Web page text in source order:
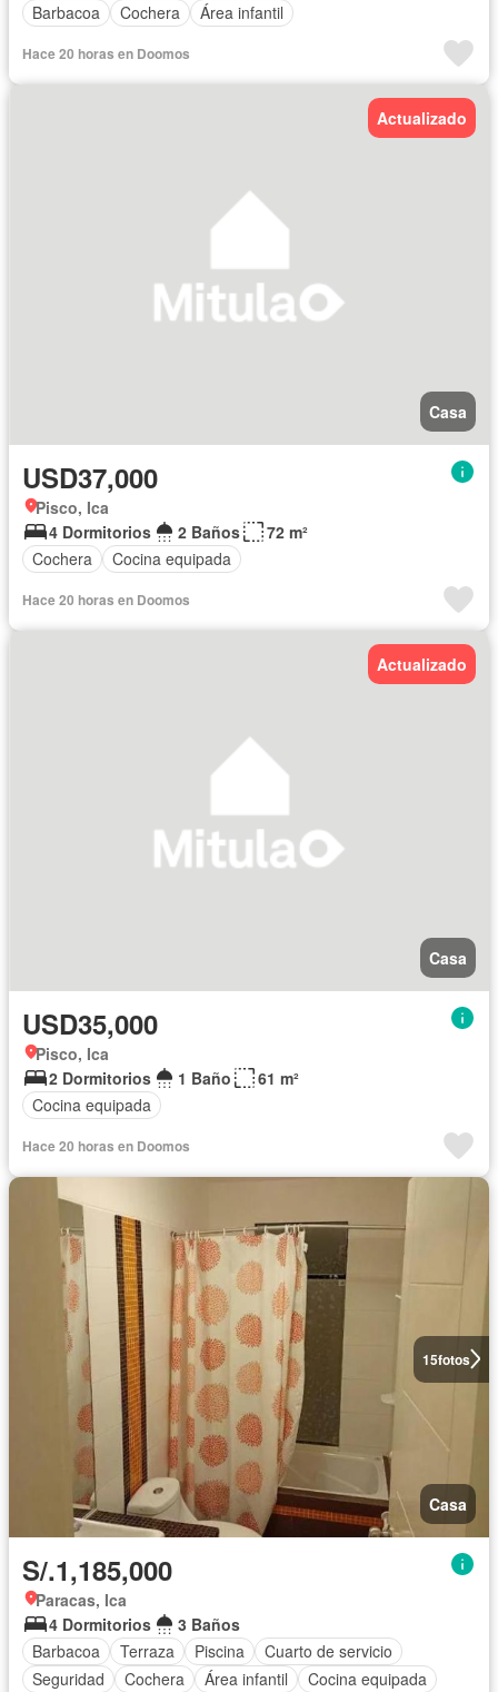
Barbacoa
Cochera Área infantil
Hace 20 horas en Doomos
Actualizado
Casa
USD37,000
Pisco, Ica
4 Dormitorios
2 Baños
72 m²
Cochera
Cocina equipada
Hace 20 horas en Doomos
Actualizado
Casa
USD35,000
Pisco, Ica
2 Dormitorios
1 Baño
61 m²
Cocina equipada
Hace 20 horas en Doomos
15fotos
Casa
S/.1,185,000
Paracas, Ica
4 Dormitorios
3 Baños
Barbacoa
Terraza Piscina
Cuarto de servicio
Seguridad
Cochera Área infantil Cocina equipada